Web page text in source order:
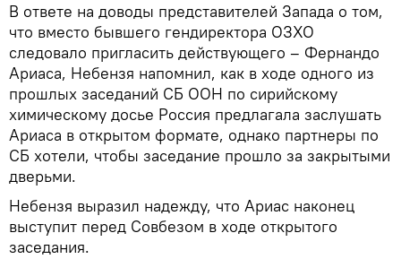
В ответе на доводы представителей Запада о том,
что вместо бывшего гендиректора ОЗХО
следовало пригласить действующего – Фернандо
Ариаса, Небензя напомнил, как в ходе одного из
прошлых заседаний СБ ООН по сирийскому
химическому досье Россия предлагала заслушать
Ариаса в открытом формате, однако партнеры по
СБ хотели, чтобы заседание прошло за закрытыми
дверьми.
Небензя выразил надежду, что Ариас наконец
выступит перед Совбезом в ходе открытого
заседания.